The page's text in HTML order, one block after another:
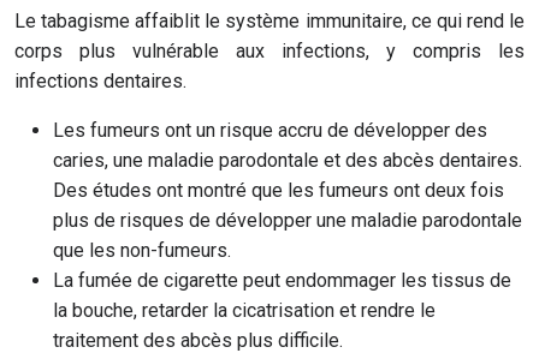
Le tabagisme affaiblit le système immunitaire, ce qui rend le
corps plus vulnérable aux infections, y compris les
infections dentaires.
Les fumeurs ont un risque accru de développer des
caries, une maladie parodontale et des abcès dentaires.
Des études ont montré que les fumeurs ont deux fois
plus de risques de développer une maladie parodontale
que les non-fumeurs.
La fumée de cigarette peut endommager les tissus de
la bouche, retarder la cicatrisation et rendre le
traitement des abcès plus difficile.